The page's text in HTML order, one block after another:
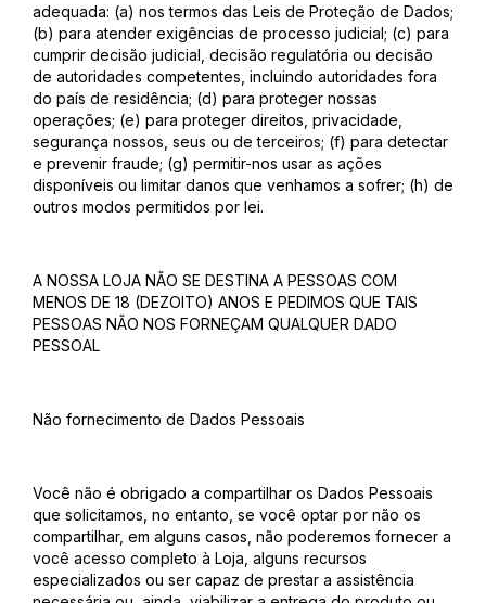
adequada: (a) nos termos das Leis de Proteção de Dados;
(b) para atender exigências de processo judicial; (c) para
cumprir decisão judicial, decisão regulatória ou decisão
de autoridades competentes, incluindo autoridades fora
do país de residência; (d) para proteger nossas
operações; (e) para proteger direitos, privacidade,
segurança nossos, seus ou de terceiros; (f) para detectar
e prevenir fraude; (g) permitir-nos usar as ações
disponíveis ou limitar danos que venhamos a sofrer; (h) de
outros modos permitidos por lei.
A NOSSA LOJA NÃO SE DESTINA A PESSOAS COM
MENOS DE 18 (DEZOITO) ANOS E PEDIMOS QUE TAIS
PESSOAS NÃO NOS FORNEÇAM QUALQUER DADO
PESSOAL
Não fornecimento de Dados Pessoais
Você não é obrigado a compartilhar os Dados Pessoais
que solicitamos, no entanto, se você optar por não os
compartilhar, em alguns casos, não poderemos fornecer a
você acesso completo à Loja, alguns recursos
especializados ou ser capaz de prestar a assistência